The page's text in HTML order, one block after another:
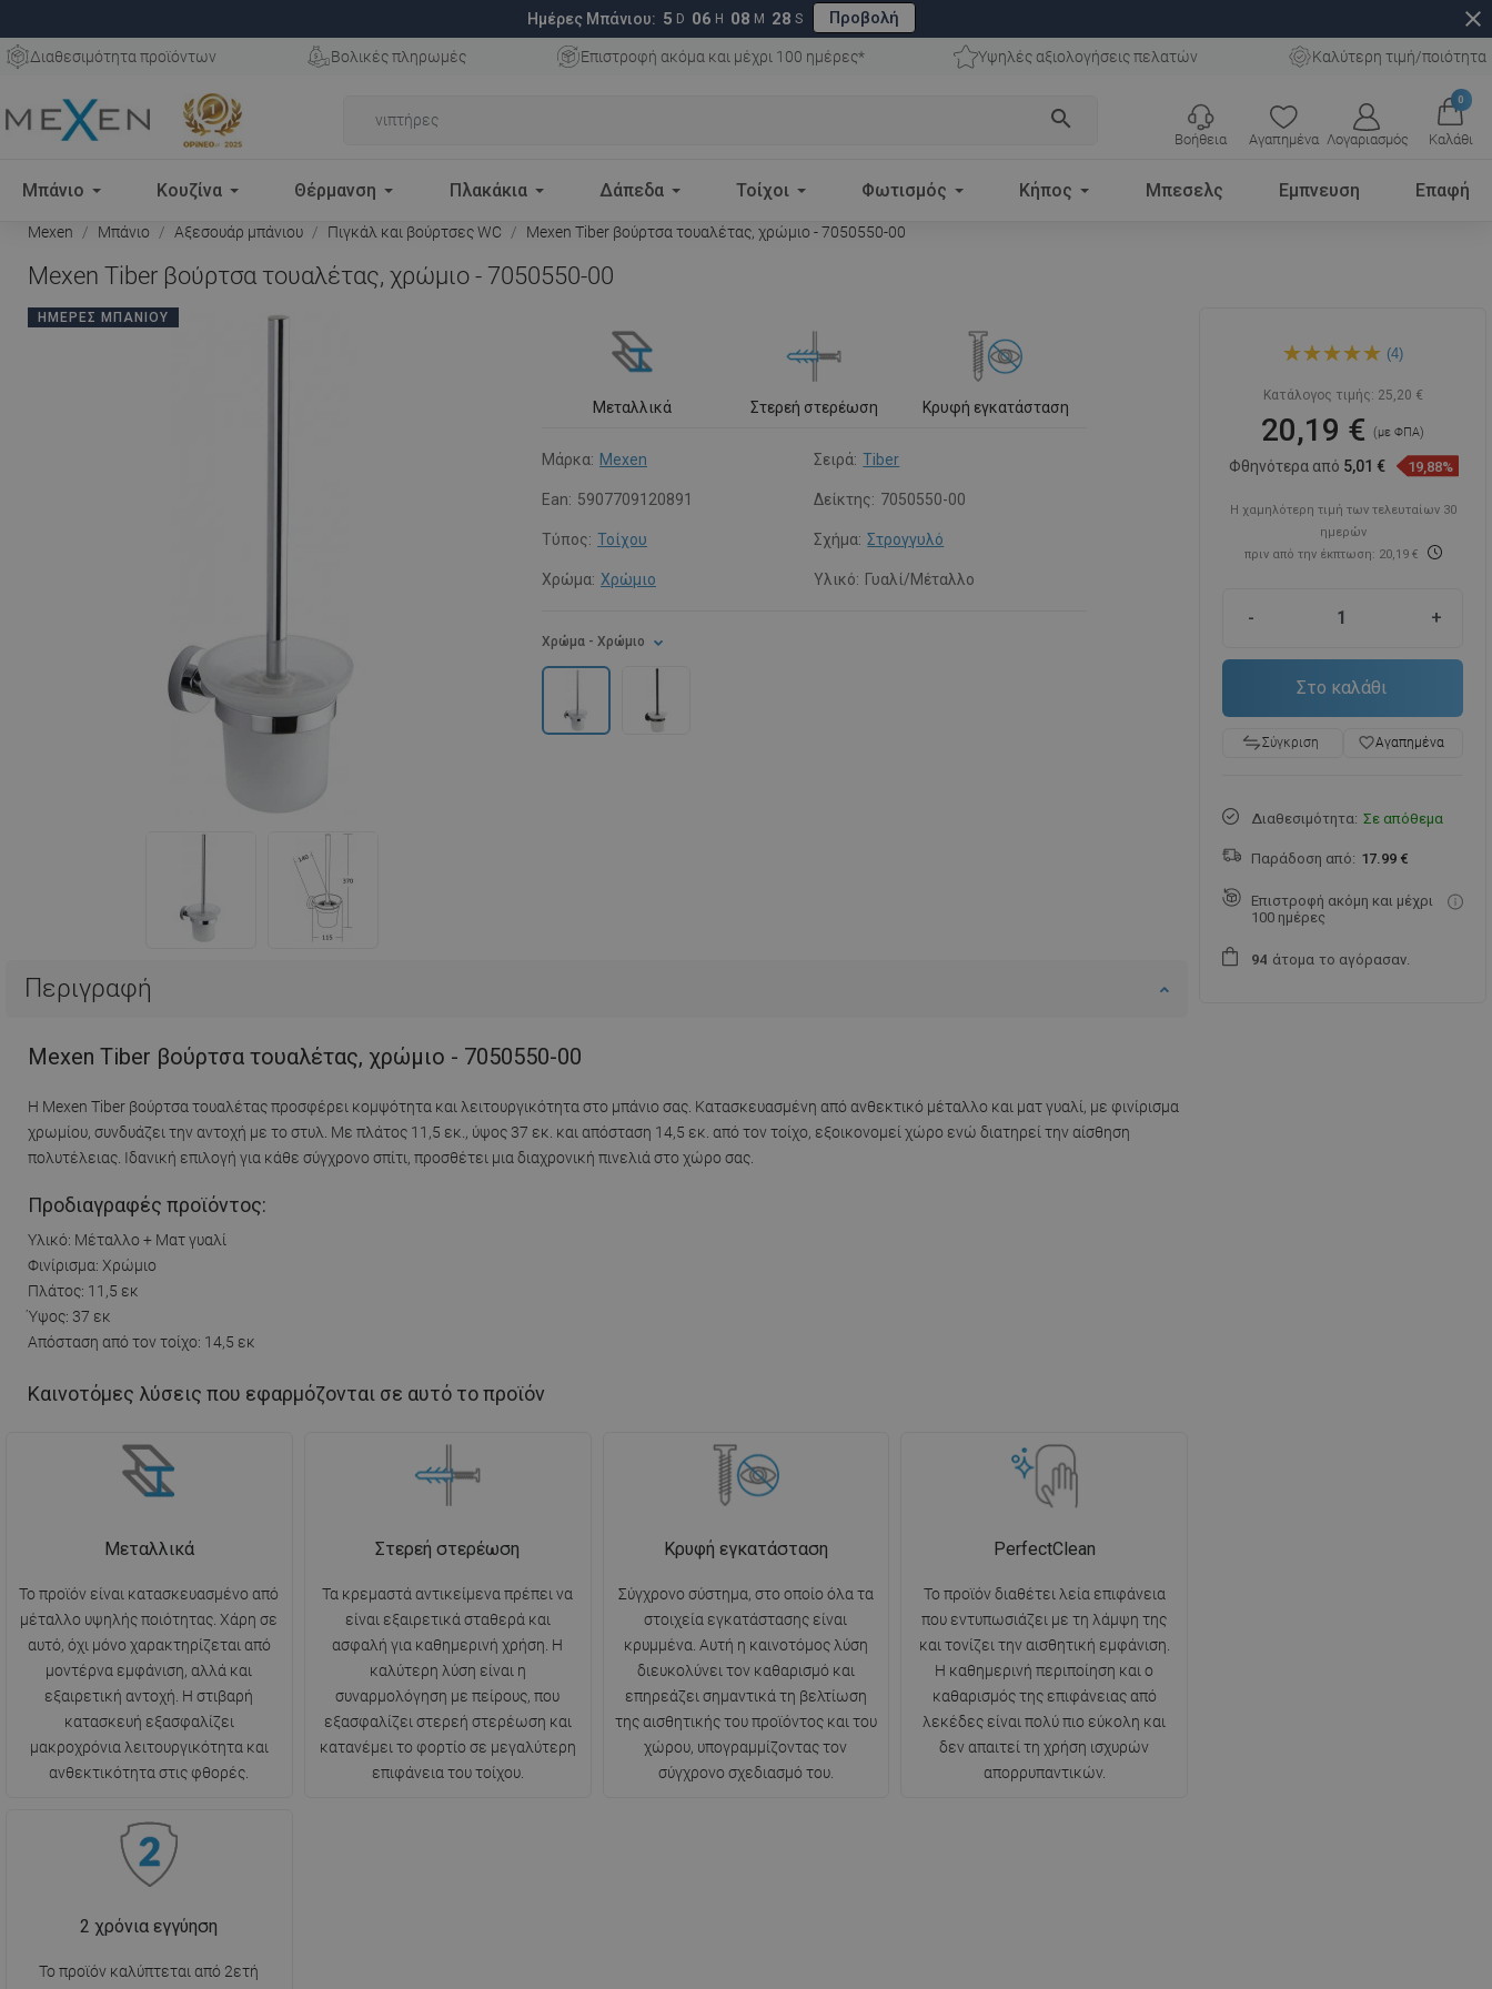
Ημέρες Μπάνιου: 5 D 06 H 08 M 27 S Προβολή close
Διαθεσιμότητα προϊόντων Βολικές πληρωμές Επιστροφή ακόμα και μέχρι 100 ημέρες* Υψηλές αξιολογήσεις πελατών Καλύτερη τιμή/ποιότητα
search
Αγαπημένα Λογαριασμός
0
Καλάθι
Βοήθεια
Μπάνιο Κουζίνα Θέρμανση Πλακάκια Δάπεδα Τοίχοι Φωτισμός Κήπος Μπεσελς Εμπνευση Επαφή
Mexen Μπάνιο Αξεσουάρ μπάνιου Πιγκάλ και βούρτσες WC Mexen Tiber βούρτσα τουαλέτας, χρώμιο - 7050550-00
Mexen Tiber βούρτσα τουαλέτας, χρώμιο - 7050550-00
ΗΜΈΡΕΣ ΜΠΆΝΙΟΥ
Μεταλλικά Στερεή στερέωση Κρυφή εγκατάσταση
Μάρκα: Mexen Σειρά: Tiber
Ean: 5907709120891 Δείκτης: 7050550-00
Τύπος: Τοίχου Σχήμα: Στρογγυλό
Χρώμα: Χρώμιο Υλικό: Γυαλί/Μέταλλο
Χρώμα - Χρώμιο
Περιγραφή
Mexen Tiber βούρτσα τουαλέτας, χρώμιο - 7050550-00
Η Mexen Tiber βούρτσα τουαλέτας προσφέρει κομψότητα και λειτουργικότητα στο μπάνιο σας. Κατασκευασμένη από ανθεκτικό μέταλλο και ματ γυαλί, με φινίρισμα
χρωμίου, συνδυάζει την αντοχή με το στυλ. Με πλάτος 11,5 εκ., ύψος 37 εκ. και απόσταση 14,5 εκ. από τον τοίχο, εξοικονομεί χώρο ενώ διατηρεί την αίσθηση
πολυτέλειας. Ιδανική επιλογή για κάθε σύγχρονο σπίτι, προσθέτει μια διαχρονική πινελιά στο χώρο σας.
Προδιαγραφές προϊόντος:
Υλικό: Μέταλλο + Ματ γυαλί
Φινίρισμα: Χρώμιο
Πλάτος: 11,5 εκ
Ύψος: 37 εκ
Απόσταση από τον τοίχο: 14,5 εκ
Καινοτόμες λύσεις που εφαρμόζονται σε αυτό το προϊόν
Μεταλλικά
Το προϊόν είναι κατασκευασμένο από
μέταλλο υψηλής ποιότητας. Χάρη σε
αυτό, όχι μόνο χαρακτηρίζεται από
μοντέρνα εμφάνιση, αλλά και
εξαιρετική αντοχή. Η στιβαρή
κατασκευή εξασφαλίζει
μακροχρόνια λειτουργικότητα και
ανθεκτικότητα στις φθορές.
Στερεή στερέωση
Τα κρεμαστά αντικείμενα πρέπει να
είναι εξαιρετικά σταθερά και
ασφαλή για καθημερινή χρήση. Η
καλύτερη λύση είναι η
συναρμολόγηση με πείρους, που
εξασφαλίζει στερεή στερέωση και
κατανέμει το φορτίο σε μεγαλύτερη
επιφάνεια του τοίχου.
Κρυφή εγκατάσταση
Σύγχρονο σύστημα, στο οποίο όλα τα
στοιχεία εγκατάστασης είναι
κρυμμένα. Αυτή η καινοτόμος λύση
διευκολύνει τον καθαρισμό και
επηρεάζει σημαντικά τη βελτίωση
της αισθητικής του προϊόντος και του
χώρου, υπογραμμίζοντας τον
σύγχρονο σχεδιασμό του.
PerfectClean
Το προϊόν διαθέτει λεία επιφάνεια
που εντυπωσιάζει με τη λάμψη της
και τονίζει την αισθητική εμφάνιση.
Η καθημερινή περιποίηση και ο
καθαρισμός της επιφάνειας από
λεκέδες είναι πολύ πιο εύκολη και
δεν απαιτεί τη χρήση ισχυρών
απορρυπαντικών.
2 χρόνια εγγύηση
Το προϊόν καλύπτεται από 2ετή
τουαλέτας, χρώμιο -
(4)
Κατάλογος τιμής: 25,20 €
20,19 €(με ΦΠΑ)
Φθηνότερα από 5,01 € 19,88%
Η χαμηλότερη τιμή των τελευταίων 30
ημερών
πριν από την έκπτωση: 20,19 €
- +
Στο καλάθι
Σύγκριση favorite_borderΑγαπημένα
Διαθεσιμότητα: Σε απόθεμα
Παράδοση από: 17.99 €
Επιστροφή ακόμη και μέχρι
100 ημέρες
94 άτομα το αγόρασαν.